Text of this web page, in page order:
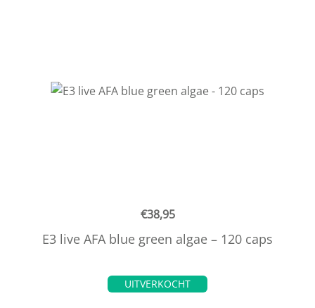
€38,95
E3 live AFA blue green algae – 120 caps
UITVERKOCHT